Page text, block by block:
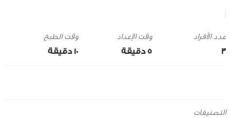
3
وقت الإعداد
5 ‎دقيقة
وقت الطبخ
10 ‎دقيقة
التصنيفات